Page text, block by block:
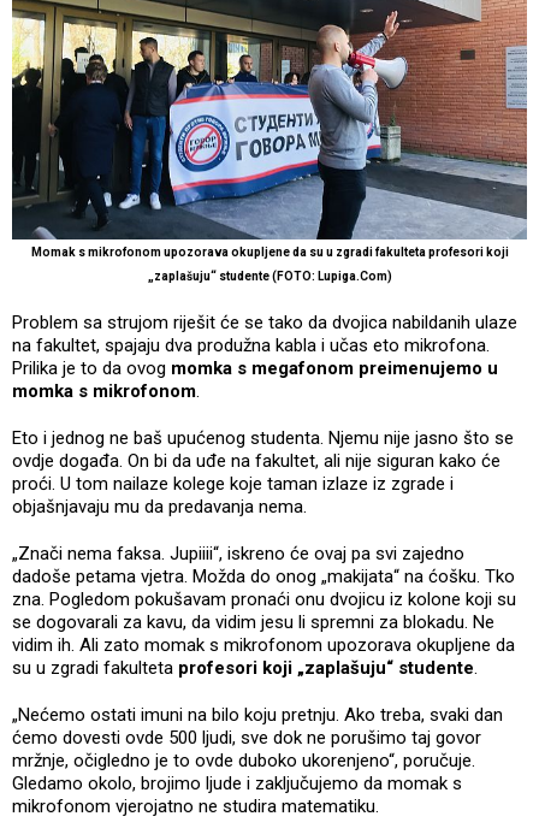
Momak s mikrofonom upozorava okupljene da su u zgradi fakulteta profesori koji
„zaplašuju“ studente (FOTO: Lupiga.Com)
Problem sa strujom riješit će se tako da dvojica nabildanih ulaze
na fakultet, spajaju dva produžna kabla i učas eto mikrofona.
Prilika je to da ovog momka s megafonom preimenujemo u
momka s mikrofonom.
Eto i jednog ne baš upućenog studenta. Njemu nije jasno što se
ovdje događa. On bi da uđe na fakultet, ali nije siguran kako će
proći. U tom nailaze kolege koje taman izlaze iz zgrade i
objašnjavaju mu da predavanja nema.
„Znači nema faksa. Jupiiii“, iskreno će ovaj pa svi zajedno
dadoše petama vjetra. Možda do onog „makijata“ na ćošku. Tko
zna. Pogledom pokušavam pronaći onu dvojicu iz kolone koji su
se dogovarali za kavu, da vidim jesu li spremni za blokadu. Ne
vidim ih. Ali zato momak s mikrofonom upozorava okupljene da
su u zgradi fakulteta profesori koji „zaplašuju“ studente.
„Nećemo ostati imuni na bilo koju pretnju. Ako treba, svaki dan
ćemo dovesti ovde 500 ljudi, sve dok ne porušimo taj govor
mržnje, očigledno je to ovde duboko ukorenjeno“, poručuje.
Gledamo okolo, brojimo ljude i zaključujemo da momak s
mikrofonom vjerojatno ne studira matematiku.